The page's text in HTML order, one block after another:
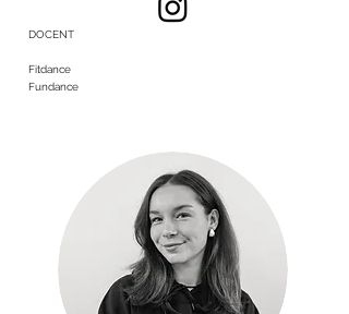
DOCENT
Fitdance
Fundance